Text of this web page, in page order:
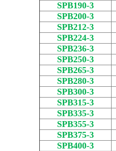
SPB190-3
SPB200-3
SPB212-3
SPB224-3
SPB236-3
SPB250-3
SPB265-3
SPB280-3
SPB300-3
SPB315-3
SPB335-3
SPB355-3
SPB375-3
SPB400-3